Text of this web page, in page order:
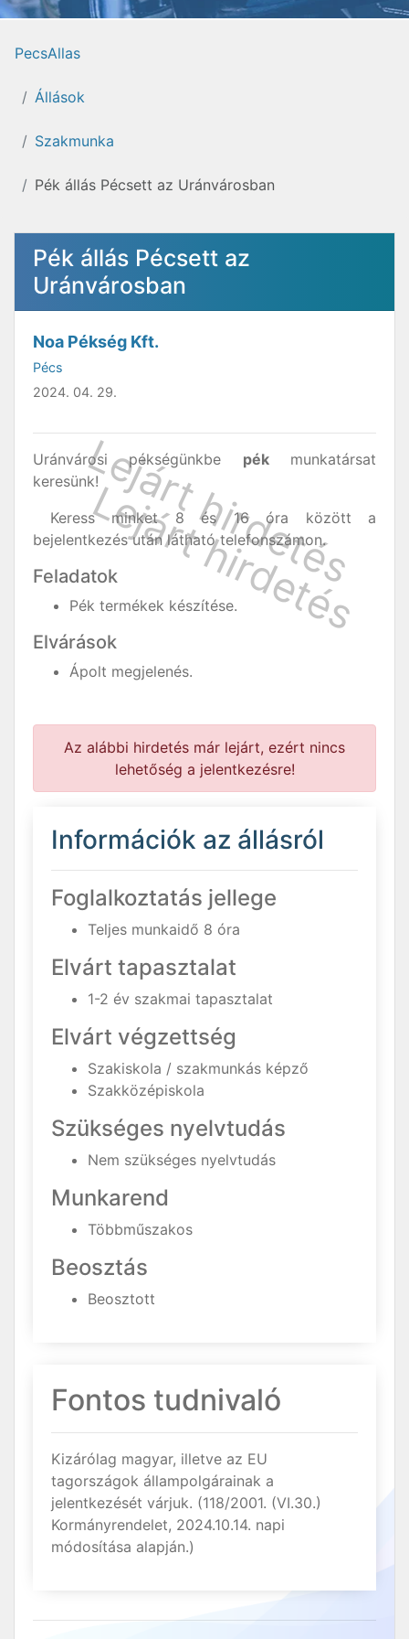
PecsAllas
Állások
Szakmunka
Pék állás Pécsett az Uránvárosban
Pék állás Pécsett az
Uránvárosban
Noa Pékség Kft.
Pécs
2024. 04. 29.
Uránvárosi pékségünkbe pékmunkatársat
keresünk!
Keress minket 8 és 16 óra között a
bejelentkezés után látható telefonszámon.
Feladatok
Pék termékek készítése.
Elvárások
Ápolt megjelenés.
Az alábbi hirdetés már lejárt, ezért nincs
lehetőség a jelentkezésre!
Információk az állásról
Foglalkoztatás jellege
Teljes munkaidő 8 óra
Elvárt tapasztalat
1-2 év szakmai tapasztalat
Elvárt végzettség
Szakiskola / szakmunkás képző
Szakközépiskola
Szükséges nyelvtudás
Nem szükséges nyelvtudás
Munkarend
Többműszakos
Beosztás
Beosztott
Fontos tudnivaló
Kizárólag magyar, illetve az EU
tagországok állampolgárainak a
jelentkezését várjuk. (118/2001. (VI.30.)
Kormányrendelet, 2024.10.14. napi
módosítása alapján.)